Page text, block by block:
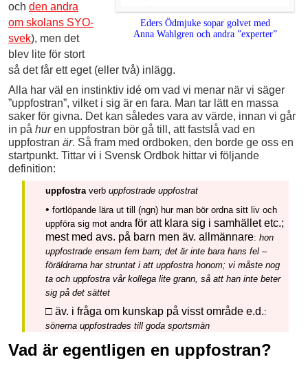
Eders Ödmjuke sopar golvet med
Anna Wahlgren och andra ”experter”
och den andra
om skolans SYO-
svek), men det
blev lite för stort
så det får ett eget (eller två) inlägg.
Alla har väl en instinktiv idé om vad vi menar när vi säger
”uppfostran”, vilket i sig är en fara. Man tar lätt en massa
saker för givna. Det kan således vara av värde, innan vi går
in på huren uppfostran bör gå till, att fastslå vad en
uppfostran är. Så fram med ordboken, den borde ge oss en
startpunkt. Tittar vi i Svensk Ordbok hittar vi följande
definition:
uppfostraverb uppfostrade uppfostrat
• fortlöpande lära ut till (ngn) hur man bör ordna sitt liv och
uppföra sig mot andra för att klara sig i samhället etc.;
mest med avs. på barn men äv. allmännare: hon
uppfostrade ensam fem barn; det är inte bara hans fel –
föräldrarna har struntat i att uppfostra honom; vi måste nog
ta och uppfostra vår kollega lite grann, så att han inte beter
sig på det sättet
□ äv. i fråga om kunskap på visst område e.d.:
sönerna uppfostrades till goda sportsmän
Vad är egentligen en uppfostran?